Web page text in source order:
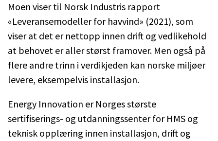
Moen viser til Norsk Industris rapport
«Leveransemodeller for havvind» (2021), som
viser at det er nettopp innen drift og vedlikehold
at behovet er aller størst framover. Men også på
flere andre trinn i verdikjeden kan norske miljøer
levere, eksempelvis installasjon.
Energy Innovation er Norges største
sertifiserings- og utdanningssenter for HMS og
teknisk opplæring innen installasjon, drift og